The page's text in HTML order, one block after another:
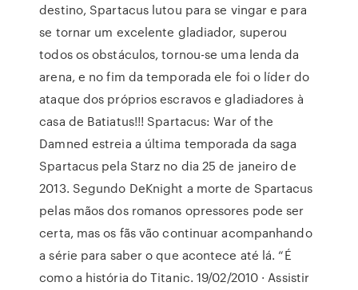
destino, Spartacus lutou para se vingar e para
se tornar um excelente gladiador, superou
todos os obstáculos, tornou-se uma lenda da
arena, e no fim da temporada ele foi o líder do
ataque dos próprios escravos e gladiadores à
casa de Batiatus!!! Spartacus: War of the
Damned estreia a última temporada da saga
Spartacus pela Starz no dia 25 de janeiro de
2013. Segundo DeKnight a morte de Spartacus
pelas mãos dos romanos opressores pode ser
certa, mas os fãs vão continuar acompanhando
a série para saber o que acontece até lá. “É
como a história do Titanic. 19/02/2010 · Assistir